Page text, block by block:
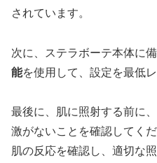
されています。
次に、ステラボーテ本体に
能を使用して、設定を最低
最後に、肌に照射する前に、
激がないことを確認してく
肌の反応を確認し、適切な